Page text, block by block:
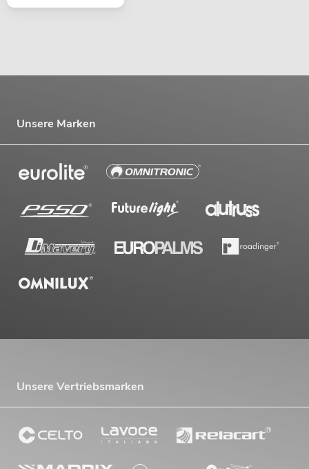
Unsere Marken
Unsere Vertriebsmarken